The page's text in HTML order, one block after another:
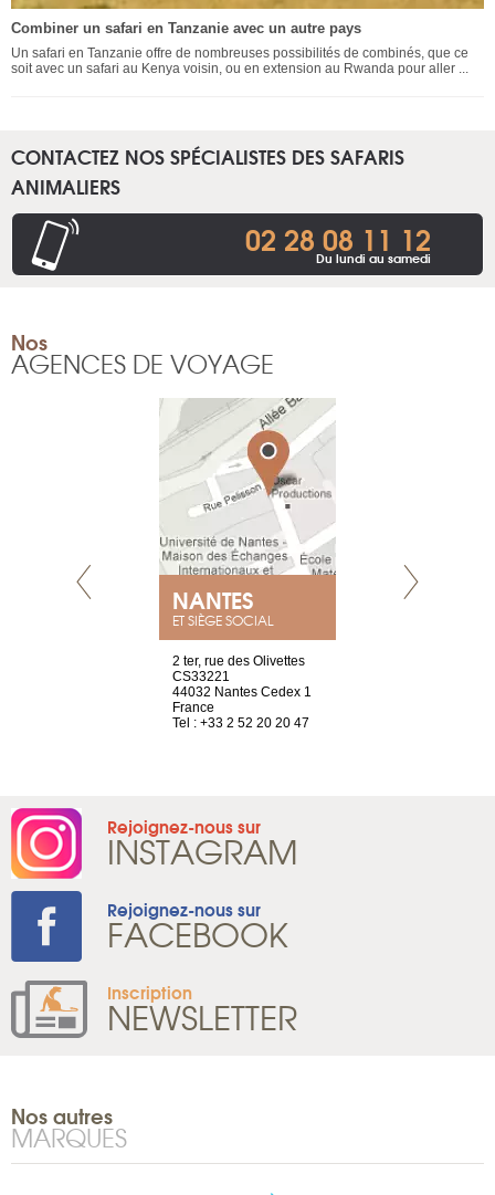
Combiner un safari en Tanzanie avec un autre pays
Un safari en Tanzanie offre de nombreuses possibilités de combinés, que ce
soit avec un safari au Kenya voisin, ou en extension au Rwanda pour aller ...
CONTACTEZ NOS SPÉCIALISTES DES SAFARIS
ANIMALIERS
02 28 08 11 12
Du lundi au samedi
Nos
AGENCES DE VOYAGE
NANTES
ET SIÈGE SOCIAL
2 ter, rue des Olivettes
CS33221
44032 Nantes Cedex 1
France
Tel : +33 2 52 20 20 47
Rejoignez-nous sur
INSTAGRAM
Rejoignez-nous sur
FACEBOOK
Inscription
NEWSLETTER
Nos autres
MARQUES